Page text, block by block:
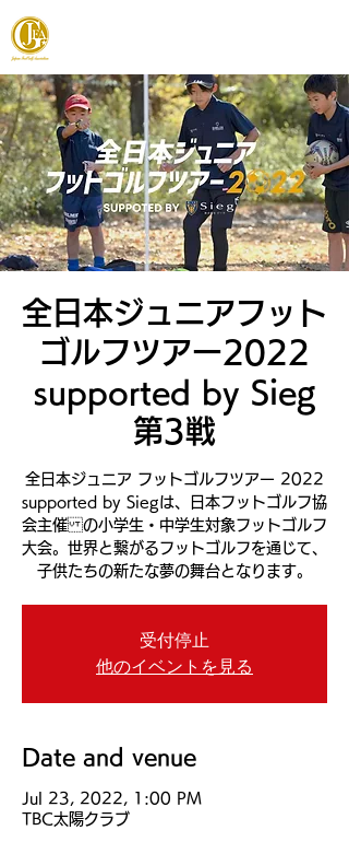
全日本ジュニアフット
ゴルフツアー2022
supported by Sieg
第3戦
全日本ジュニア フットゴルフツアー 2022
supported by Siegは、日本フットゴルフ協
会主催 の小学生・中学生対象フットゴルフ
大会。世界と繋がるフットゴルフを通じて、
子供たちの新たな夢の舞台となります。
受付停止
他のイベントを見る
Date and venue
Jul 23, 2022, 1:00 PM
TBC太陽クラブ